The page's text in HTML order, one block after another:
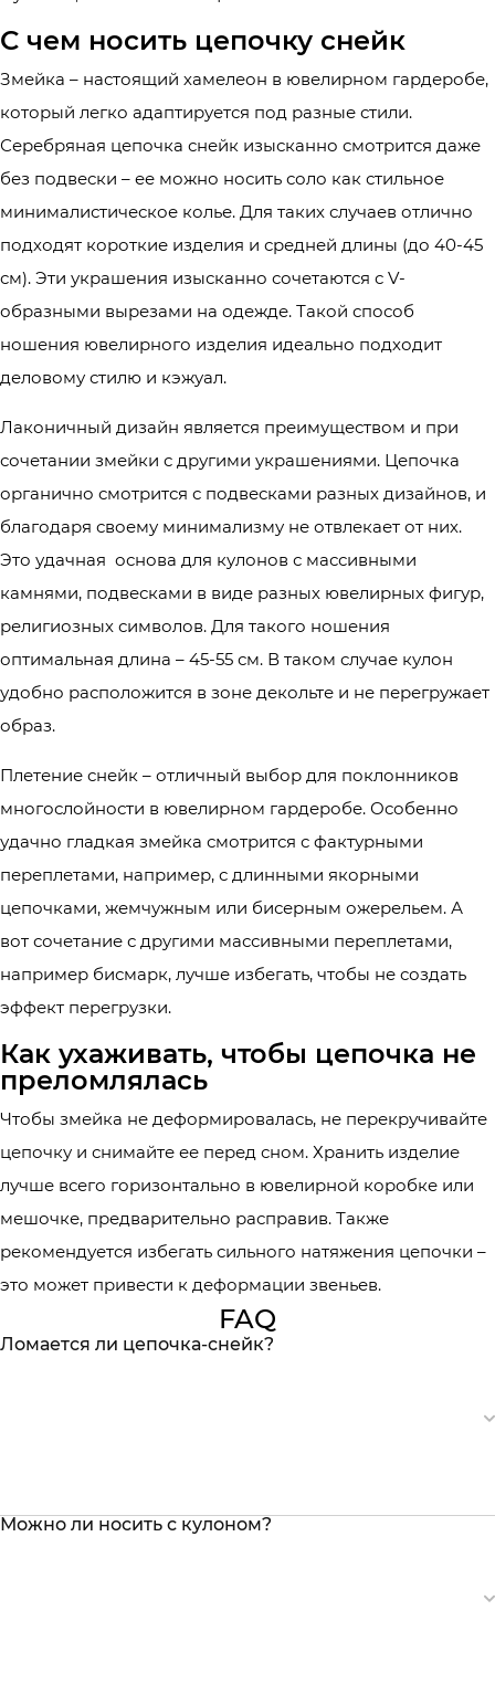
С чем носить цепочку снейк
Змейка – настоящий хамелеон в ювелирном гардеробе,
который легко адаптируется под разные стили.
Серебряная цепочка снейк изысканно смотрится даже
без подвески – ее можно носить соло как стильное
минималистическое колье. Для таких случаев отлично
подходят короткие изделия и средней длины (до 40-45
см). Эти украшения изысканно сочетаются с V-
образными вырезами на одежде. Такой способ
ношения ювелирного изделия идеально подходит
деловому стилю и кэжуал.
Лаконичный дизайн является преимуществом и при
сочетании змейки с другими украшениями. Цепочка
органично смотрится с подвесками разных дизайнов, и
благодаря своему минимализму не отвлекает от них.
Это удачная основа для кулонов с массивными
камнями, подвесками в виде разных ювелирных фигур,
религиозных символов. Для такого ношения
оптимальная длина – 45-55 см. В таком случае кулон
удобно расположится в зоне декольте и не перегружает
образ.
Плетение снейк – отличный выбор для поклонников
многослойности в ювелирном гардеробе. Особенно
удачно гладкая змейка смотрится с фактурными
переплетами, например, с длинными якорными
цепочками, жемчужным или бисерным ожерельем. А
вот сочетание с другими массивными переплетами,
например бисмарк, лучше избегать, чтобы не создать
эффект перегрузки.
Как ухаживать, чтобы цепочка не
преломлялась
Чтобы змейка не деформировалась, не перекручивайте
цепочку и снимайте ее перед сном. Хранить изделие
лучше всего горизонтально в ювелирной коробке или
мешочке, предварительно расправив. Также
рекомендуется избегать сильного натяжения цепочки –
это может привести к деформации звеньев.
FAQ
Ломается ли цепочка-снейк?
Можно ли носить с кулоном?